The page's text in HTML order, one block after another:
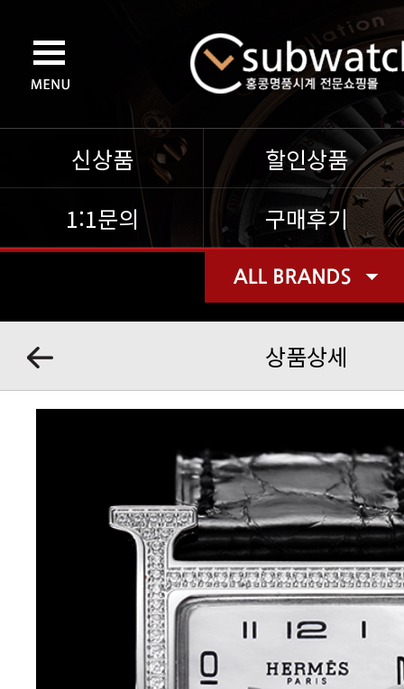
신상품
할인상품
1:1문의
구매후기
상품상세